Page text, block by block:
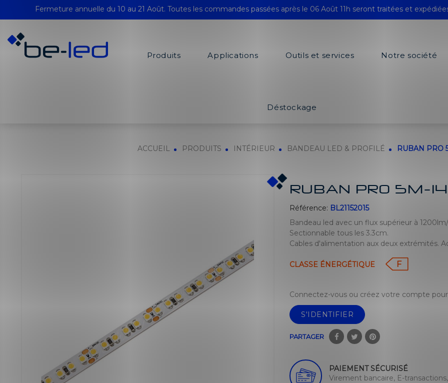
Fermeture annuelle du 10 au 21 Août. Toutes les commandes passées après le 06 Août 11h seront traitées et
Produits Applications Outils et services Notre société
Déstockage
ACCUEIL PRODUITS INTÉRIEUR BANDEAU LED & PROFILÉ RUBAN PRO
RUBAN PRO 5M-
Référence: BL21152015
Bandeau led avec un flux supérieur à
Sectionnable tous les 3.3cm.
Cables d'alimentation aux deux extrémités.
CLASSE ÉNERGÉTIQUE F
Connectez-vous ou créez votre compte
S'IDENTIFIER
PARTAGER
PAIEMENT SÉCURISÉ
Virement bancaire, E-